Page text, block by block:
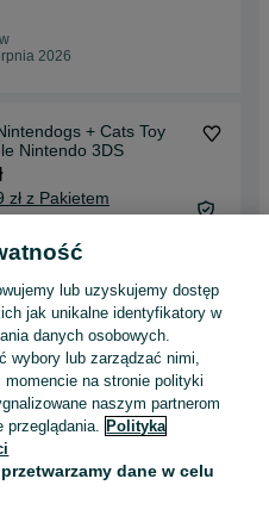
2026
+ Cats Toy
Nintendo 3DS
zł z Pakietem
2026
Apple iPad Air 10.9" Wi-
64GB, jak nowy
zł
zł z Pakietem
2026
lub uzyskujemy dostęp
jak unikalne identyfikatory w
danych osobowych.
wybory lub zarządzać nimi,
na stronie polityki
naszym partnerom
przeglądania. Polityka
dane w celu